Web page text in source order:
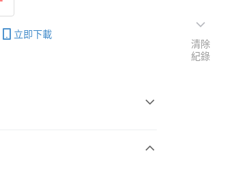
立即下載
清除
紀錄